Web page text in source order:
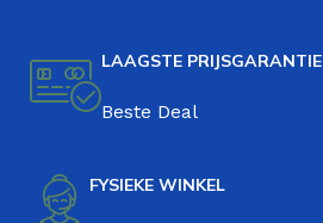
LAAGSTE PRIJSGARANTIE
Beste Deal
FYSIEKE WINKEL